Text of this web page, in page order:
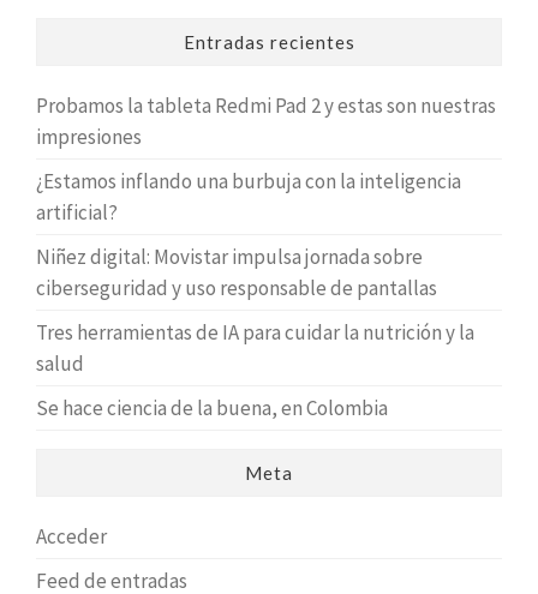
Entradas recientes
Probamos la tableta Redmi Pad 2 y estas son nuestras
impresiones
¿Estamos inflando una burbuja con la inteligencia
artificial?
Niñez digital: Movistar impulsa jornada sobre
ciberseguridad y uso responsable de pantallas
Tres herramientas de IA para cuidar la nutrición y la
salud
Se hace ciencia de la buena, en Colombia
Meta
Acceder
Feed de entradas